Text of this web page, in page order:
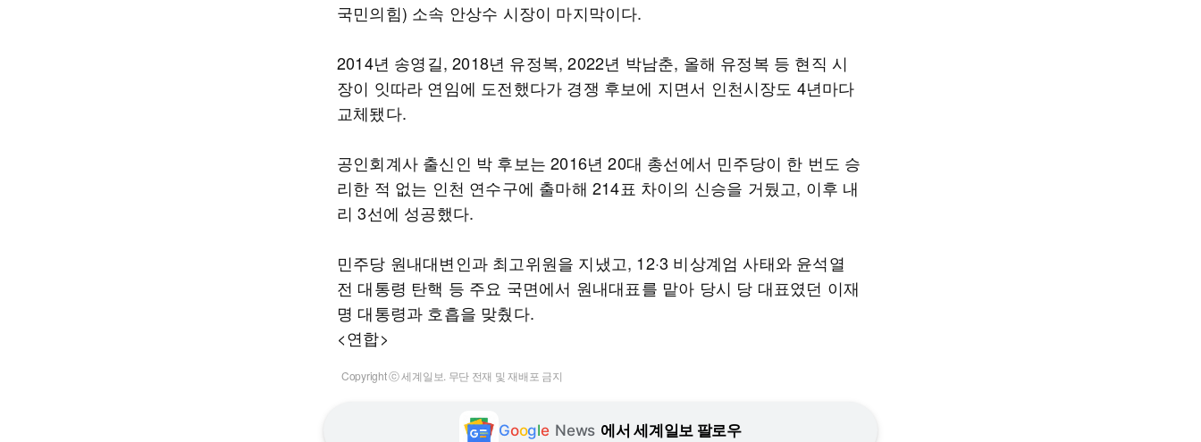
국민의힘) 소속 안상수 시장이 마지막이다.
2014년 송영길, 2018년 유정복, 2022년 박남춘, 올해 유정복 등 현직 시
장이 잇따라 연임에 도전했다가 경쟁 후보에 지면서 인천시장도 4년마다
교체됐다.
공인회계사 출신인 박 후보는 2016년 20대 총선에서 민주당이 한 번도 승
리한 적 없는 인천 연수구에 출마해 214표 차이의 신승을 거뒀고, 이후 내
리 3선에 성공했다.
민주당 원내대변인과 최고위원을 지냈고, 12·3 비상계엄 사태와 윤석열
전 대통령 탄핵 등 주요 국면에서 원내대표를 맡아 당시 당 대표였던 이재
명 대통령과 호흡을 맞췄다.
<연합>
Copyright ⓒ 세계일보. 무단 전재 및 재배포 금지
Google News 에서 세계일보 팔로우